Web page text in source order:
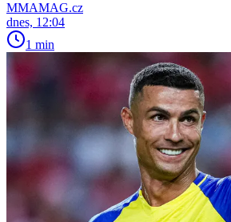
MMAMAG.cz
dnes, 12:04
1 min